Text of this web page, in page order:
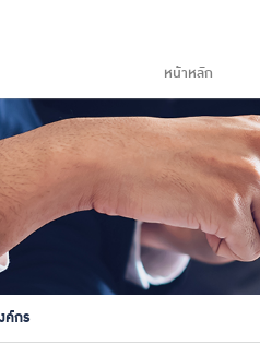
หน้าหลัก
ค์กร